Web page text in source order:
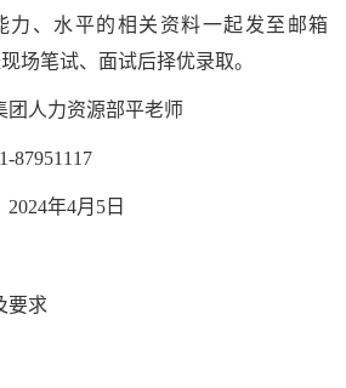
力、水平的相关资料一起发至邮箱
场笔试、面试后择优录取。
团人力资源部平老师
87951117
2024年4月 5 日
要求